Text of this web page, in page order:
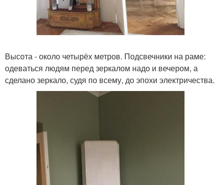
Высота - около четырёх метров. Подсвечники на раме:
одеваться людям перед зеркалом надо и вечером, а
сделано зеркало, судя по всему, до эпохи электричества.